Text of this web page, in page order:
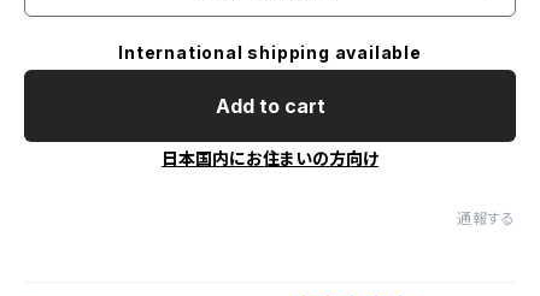
International shipping available
Add to cart
日本国内にお住まいの方向け
通報する